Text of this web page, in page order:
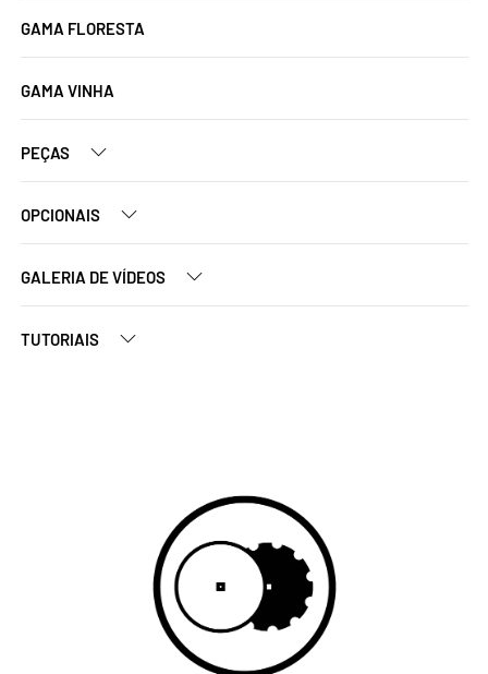
GAMA FLORESTA
GAMA VINHA
PEÇAS
OPCIONAIS
GALERIA DE VÍDEOS
TUTORIAIS